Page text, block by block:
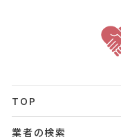
TOP
業者の検索